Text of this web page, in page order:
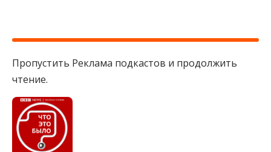
Пропустить Реклама подкастов и продолжить
чтение.